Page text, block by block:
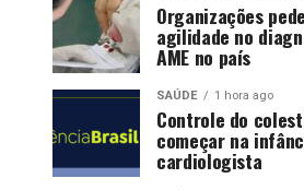
Organizações
agilidade no
AME no país
SAÚDE 1 hora ago
Controle do
começar na
cardiologista